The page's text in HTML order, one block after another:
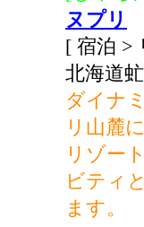
ヌプリ
[ 宿泊
北海道
ダイナ
リ山麓
リゾー
ビティ
ます。